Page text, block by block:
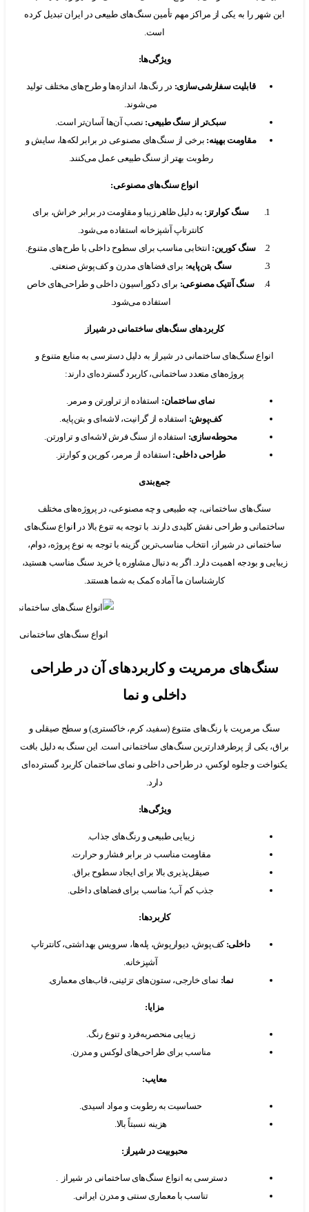
شهر را به یکی از مراکز مهم تأمین سنگ‌های طبیعی در ایران تبدیل کرده
قابلیت سفارشی‌سازی :در رنگ‌ها، اندازه‌ها و طرح‌های مختلف تولید
سبک‌تر از سنگ طبیعی:نصب آن‌ها آسان‌تر است.
مقاومت بهینه:برخی از سنگ‌های مصنوعی در برابر لکه‌ها، سایش و
رطوبت بهتر از سنگ طبیعی عمل می‌کنند.
انواع سنگ‌های مصنوعی:
سنگ کوارتز:به دلیل ظاهر زیبا و مقاومت در برابر خراش، برای
کانترتاپ آشپزخانه استفاده می‌شود.
سنگ کورین:انتخابی مناسب برای سطوح داخلی با طرح‌های متنوع.
سنگ بتن‌پایه:برای فضاهای مدرن و کف‌پوش صنعتی.
سنگ آنتیک مصنوعی:برای دکوراسیون داخلی و طراحی‌های خاص
استفاده می‌شود.
کاربردهای سنگ‌های ساختمانی در شیراز
سنگ‌های ساختمانی در شیراز به دلیل دسترسی به منابع متنوع و
پروژه‌های متعدد ساختمانی، کاربرد گسترده‌ای دارند:
نمای ساختمان:استفاده از تراورتن و مرمر.
استفاده از گرانیت، لاشه‌ای و بتن‌پایه.
محوطه‌سازی:استفاده از سنگ فرش لاشه‌ای و تراورتن.
طراحی داخلی :استفاده از مرمر، کورین و کوارتز.
سنگ‌های ساختمانی، چه طبیعی و چه مصنوعی، در پروژه‌های مختلف
و طراحی نقش کلیدی دارند. با توجه به تنوع بالا درانواع سنگ‌های
در شیراز، انتخاب مناسب‌ترین گزینه با توجه به نوع پروژه، دوام،
و بودجه اهمیت دارد. اگر به دنبال مشاوره یا خرید سنگ مناسب هستید،
کارشناسان ما آماده کمک به شما هستند.
انواع سنگ‌های ساختمانی و کاربردهای
مرمریت و کاربردهای آن در طراحی
داخلی و نما
مرمریت با رنگ‌های متنوع (سفید، کرم، خاکستری) و سطح صیقلی و
یکی از پرطرفدارترین سنگ‌های ساختمانی است. این سنگ به دلیل بافت
و جلوه لوکس، در طراحی داخلی و نمای ساختمان کاربرد گسترده‌ای
زیبایی طبیعی و رنگ‌های جذاب.
مقاومت مناسب در برابر فشار و حرارت.
صیقل‌پذیری بالا برای ایجاد سطوح براق.
جذب کم آب؛ مناسب برای فضاهای داخلی.
داخلی
کف‌پوش، دیوارپوش، پله‌ها، سرویس بهداشتی، کانترتاپ
نما
نمای خارجی، ستون‌های تزئینی، قاب‌های معماری.
زیبایی منحصربه‌فرد و تنوع رنگ.
مناسب برای طراحی‌های لوکس و مدرن.
حساسیت به رطوبت و مواد اسیدی.
هزینه نسبتاً بالا.
محبوبیت در شیراز:
دسترسی به انواع سنگ‌های ساختمانی در شیراز .
تناسب با معماری سنتی و مدرن ایرانی.